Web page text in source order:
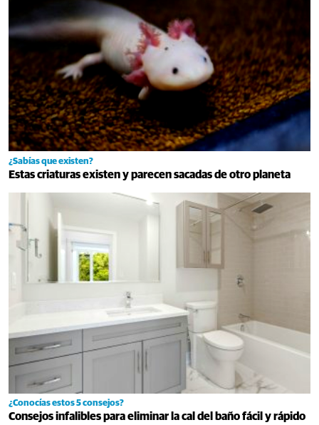
¿Sabías que existen?
Estas criaturas existen y parecen sacadas de otro planeta
¿Conocías estos 5 consejos?
Consejos infalibles para eliminar la cal del baño fácil y rápido